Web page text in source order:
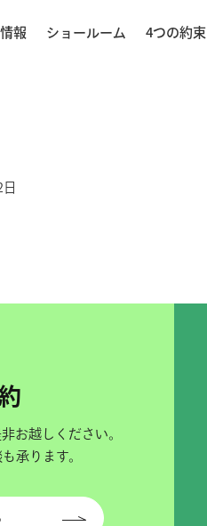
報 ショールーム 4つの約束
お越しください。
承ります。